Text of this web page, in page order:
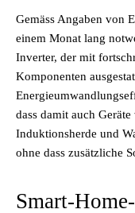
Gemäss Angaben von
einem Monat lang
Inverter, der mit
Komponenten
dass damit auch
Induktionsherde und
ohne dass zusätzliche
Smart-